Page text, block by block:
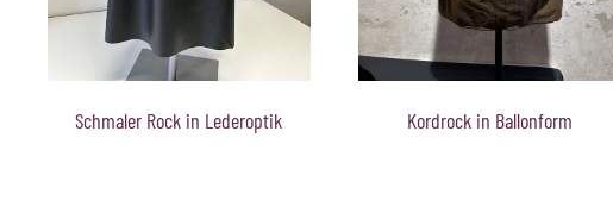
Kordrock in Ballonform